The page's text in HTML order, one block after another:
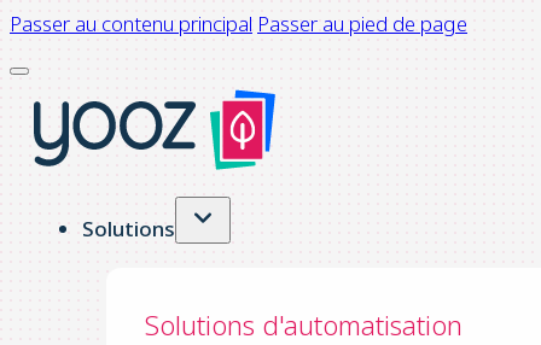
Passer au contenu principal Passer au pied de page
Solutions
Solutions d'automatisation